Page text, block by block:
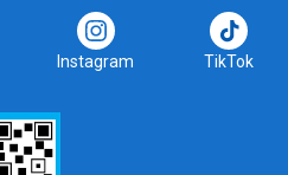
Instagram TikTok